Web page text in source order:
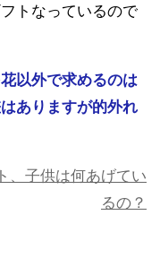
トなっているので
以外で求めるのは
ありますが的外れ
、子供は何あげてい
るの？